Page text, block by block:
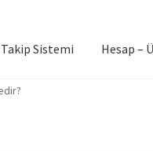
Takip Sistemi Hesap –